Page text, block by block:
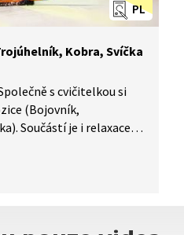
PL
Kobra, Svíčka
s cvičitelkou si
(Bojovník,
Součástí je i relaxace